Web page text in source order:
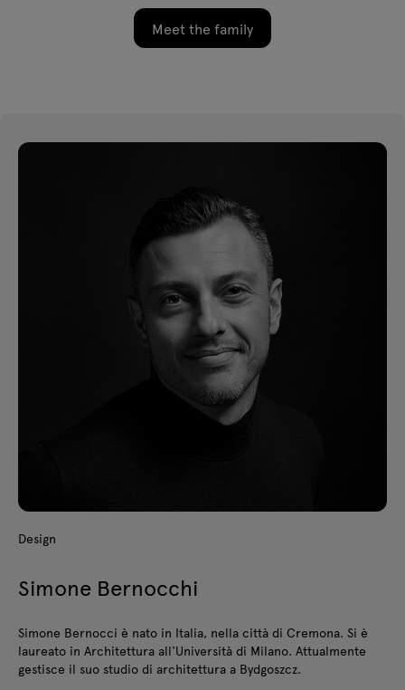
Meet the family
Design
Simone Bernocchi
Simone Bernocci è nato in Italia, nella città di Cremona. Si è
laureato in Architettura all'Università di Milano. Attualmente
gestisce il suo studio di architettura a Bydgoszcz.